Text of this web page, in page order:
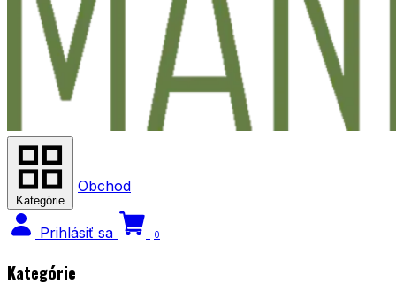
Kategórie
Obchod
Prihlásiť sa 0
Kategórie